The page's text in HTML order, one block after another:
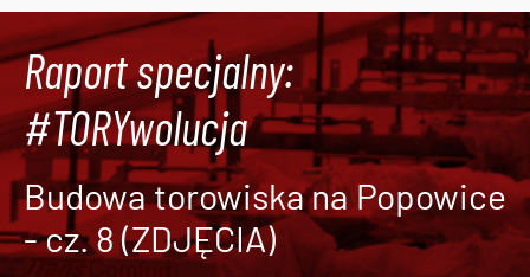
Raport specjalny:
#TORYwolucja
Budowa torowiska na Popowice
- cz. 8 (ZDJĘCIA)